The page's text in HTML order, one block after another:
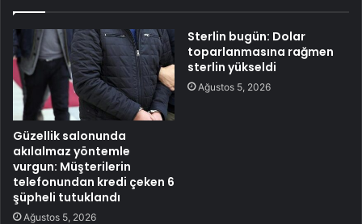
Güzellik salonunda
akılalmaz yöntemle
vurgun: Müşterilerin
telefonundan kredi çeken 6
şüpheli tutuklandı
Ağustos 5, 2026
Sterlin bugün: Dolar
toparlanmasına rağmen
sterlin yükseldi
Ağustos 5, 2026